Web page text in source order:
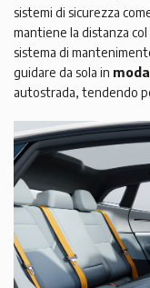
sistemi di sicurezza
mantiene la distanza
sistema di
guidare da sola in
autostrada, tendendo